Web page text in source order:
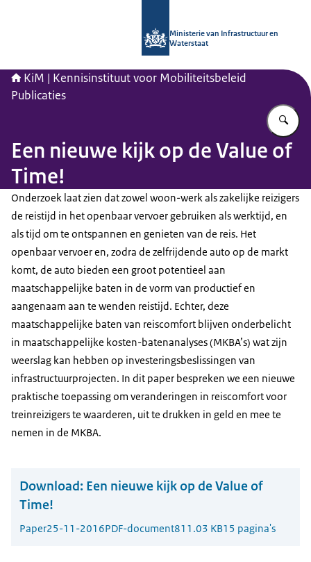
Ministerie van Infrastructuur en
Waterstaat
KiM | Kennisinstituut voor Mobiliteitsbeleid
Publicaties
Een nieuwe kijk op de Value of
Time!
Onderzoek laat zien dat zowel woon-werk als zakelijke reizigers
de reistijd in het openbaar vervoer gebruiken als werktijd, en
als tijd om te ontspannen en genieten van de reis. Het
openbaar vervoer en, zodra de zelfrijdende auto op de markt
komt, de auto bieden een groot potentieel aan
maatschappelijke baten in de vorm van productief en
aangenaam aan te wenden reistijd. Echter, deze
maatschappelijke baten van reiscomfort blijven onderbelicht
in maatschappelijke kosten-batenanalyses (MKBA’s) wat zijn
weerslag kan hebben op investeringsbeslissingen van
infrastructuurprojecten. In dit paper bespreken we een nieuwe
praktische toepassing om veranderingen in reiscomfort voor
treinreizigers te waarderen, uit te drukken in geld en mee te
nemen in de MKBA.
Download: Een nieuwe kijk op de Value of
Time!
Paper25-11-2016PDF-document811.03 KB15 pagina's